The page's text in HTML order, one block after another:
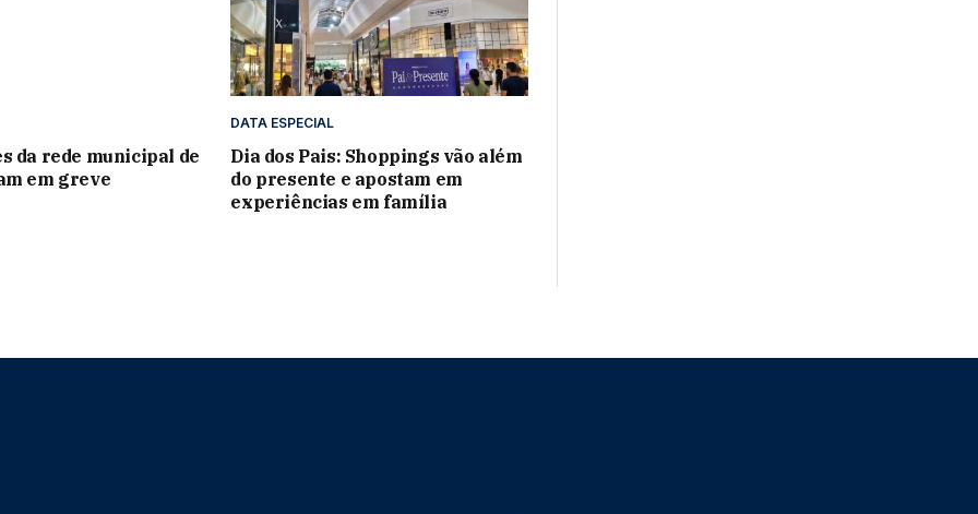
da rede municipal de
em greve
DATA ESPECIAL
Dia dos Pais: Shoppings vão além
do presente e apostam em
experiências em família